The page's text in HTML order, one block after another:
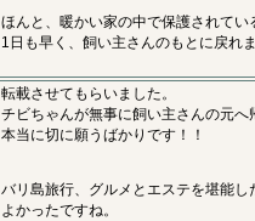
ほんと、暖かい家の中で保護されてい
1日も早く、飼い主さんのもとに戻れ
転載させてもらいました。
チビちゃんが無事に飼い主さんの元へ
本当に切に願うばかりです！！
バリ島旅行、グルメとエステを堪能し
よかったですね。